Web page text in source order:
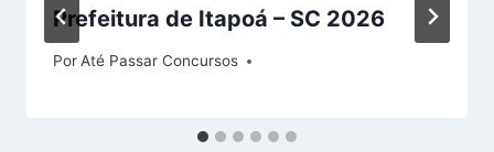
Prefeitura de Itapoá – SC 2026
PorAté Passar Concursos